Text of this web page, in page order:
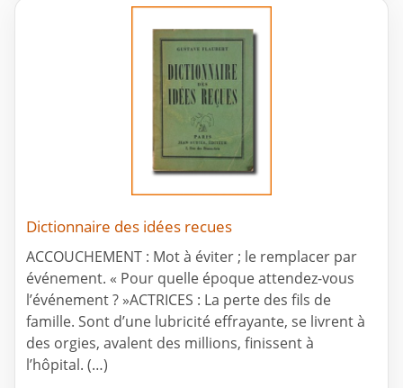
Dictionnaire des idées recues
ACCOUCHEMENT : Mot à éviter ; le remplacer par
événement. « Pour quelle époque attendez-vous
l’événement ? »ACTRICES : La perte des fils de
famille. Sont d’une lubricité effrayante, se livrent à
des orgies, avalent des millions, finissent à
l’hôpital. (…)